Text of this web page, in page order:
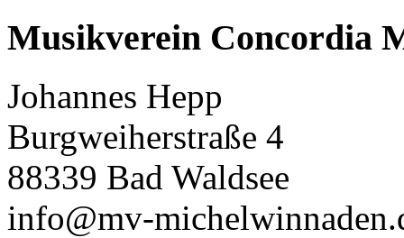
Musikverein Concordia
Johannes Hepp
Burgweiherstraße 4
88339 Bad Waldsee
info@mv-